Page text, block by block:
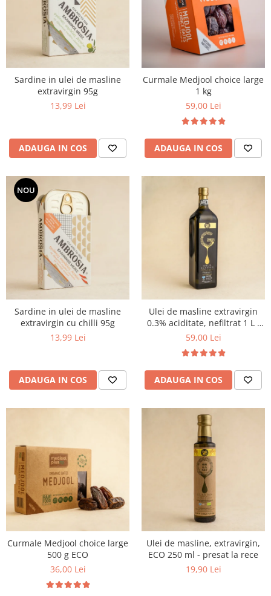
CREME ȘI PASTE TARTINABILE
CONDIMENTE
CEAIURI GRECEȘTI
CIOCOLATĂ ȘI CACAO
HEALTHY SNACKS
SUPERALIMENTE
PRODUSE ECO / ORGANICE
COSMETICE
REMEDII NATURISTE
TOATE PRODUSELE
Sardine in ulei de masline
extravirgin 95g
13,99 Lei
ADAUGA IN COS
Curmale Medjool choice large
1 kg
59,00 Lei
ADAUGA IN COS
NOU
Sardine in ulei de masline
extravirgin cu chilli 95g
13,99 Lei
ADAUGA IN COS
Ulei de masline extravirgin
0.3% aciditate, nefiltrat 1 L -
presat la rece
59,00 Lei
ADAUGA IN COS
Curmale Medjool choice large
500 g ECO
36,00 Lei
Ulei de masline, extravirgin,
ECO 250 ml - presat la rece
19,90 Lei